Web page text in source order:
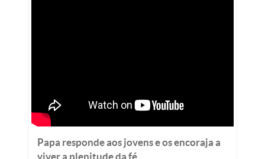
Papa responde aos jovens e os encoraja a
viver a plenitude da fé